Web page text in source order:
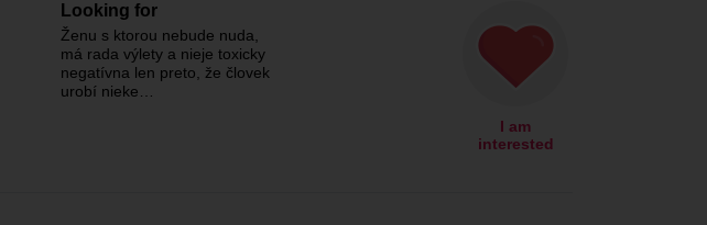
Looking for
Ženu s ktorou nebude nuda,
má rada výlety a nieje toxicky
negatívna len preto, že človek
urobí nieke…
I am
interested